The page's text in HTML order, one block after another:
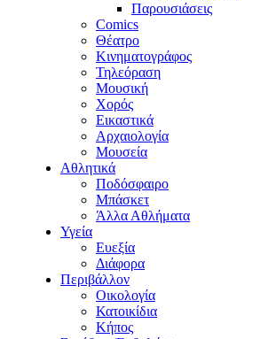
Παρουσιάσεις
Comics
Θέατρο
Κινηματογράφος
Τηλεόραση
Μουσική
Χορός
Εικαστικά
Αρχαιολογία
Μουσεία
Αθλητικά
Ποδόσφαιρο
Μπάσκετ
Άλλα Αθλήματα
Υγεία
Ευεξία
Διάφορα
Περιβάλλον
Οικολογία
Κατοικίδια
Κήπος